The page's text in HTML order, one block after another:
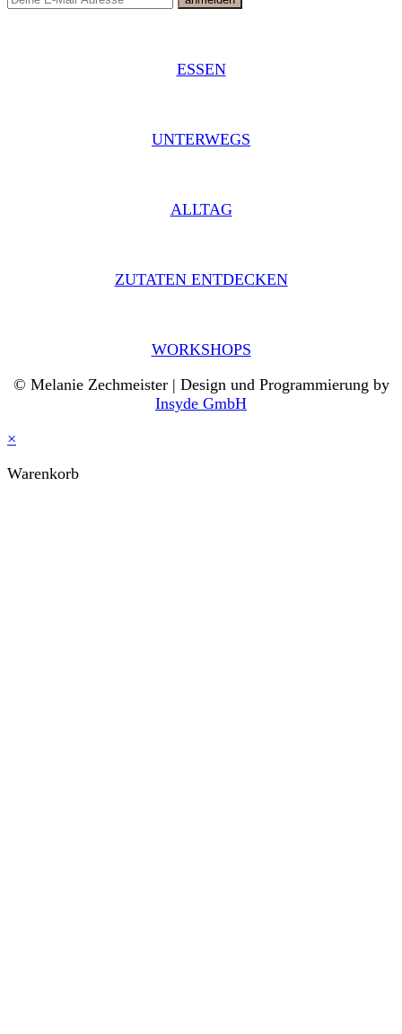
ESSEN
UNTERWEGS
ALLTAG
ZUTATEN ENTDECKEN
WORKSHOPS
© Melanie Zechmeister | Design und Programmierung by
Insyde GmbH
×
Warenkorb